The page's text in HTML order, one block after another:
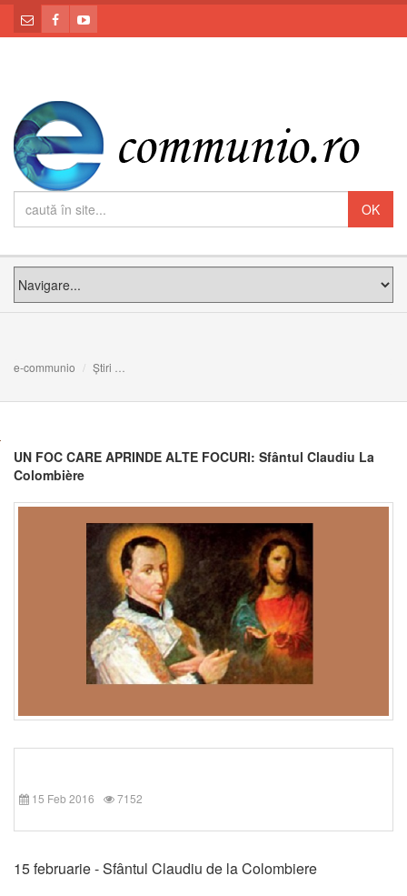
e-communio Știri
UN FOC CARE APRINDE ALTE FOCURI: Sfântul Claudiu La
Colombière
15 Feb 2016 7152
15 februarie - Sfântul Claudiu de la Colombiere